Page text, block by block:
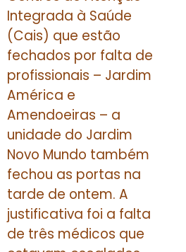
Integrada à Saúde
(Cais) que estão
fechados por falta de
profissionais – Jardim
América e
Amendoeiras – a
unidade do Jardim
Novo Mundo também
fechou as portas na
tarde de ontem. A
justificativa foi a falta
de três médicos que